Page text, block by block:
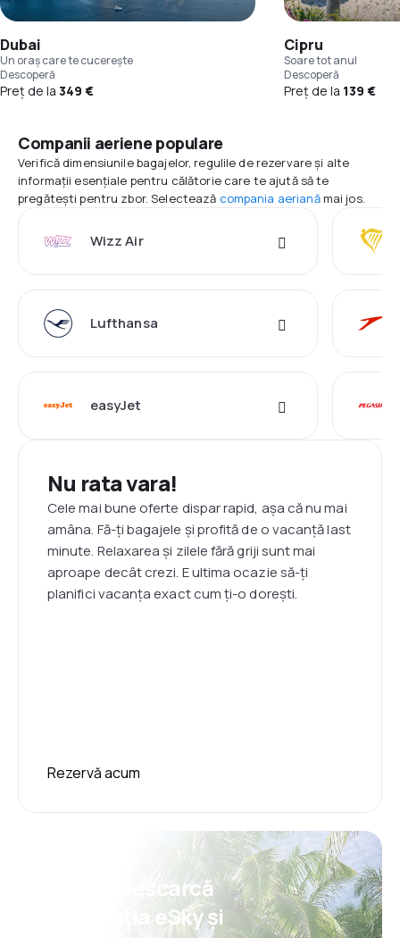
Dubai
Un oraș care te cucerește
Descoperă
Preț de la 349 €
Cipru
Soare tot anul
Descoperă
Preț de la 139 €
Companii aeriene populare
Verifică dimensiunile bagajelor, regulile de rezervare și alte
informații esențiale pentru călătorie care te ajută să te
pregătești pentru zbor. Selectează compania aerianămai jos.
Wizz Air
Lufthansa
easyJet
Nu rata vara!
Cele mai bune oferte dispar rapid, așa că nu mai
amâna. Fă-ți bagajele și profită de o vacanță last
minute. Relaxarea și zilele fără griji sunt mai
aproape decât crezi. E ultima ocazie să-ți
planifici vacanța exact cum ți-o dorești.
Rezervă acum
Psst! Descarcă
aplicația eSky și